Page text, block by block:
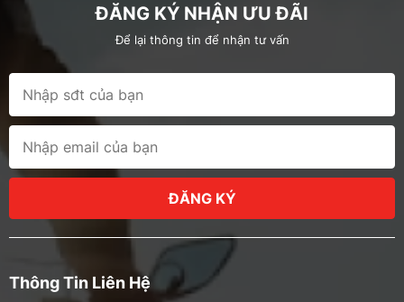
ĐĂNG KÝ NHẬN ƯU ĐÃI
Để lại thông tin để nhận tư vấn
ĐĂNG KÝ
Thông Tin Liên Hệ